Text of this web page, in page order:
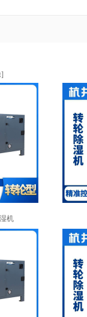
]
机